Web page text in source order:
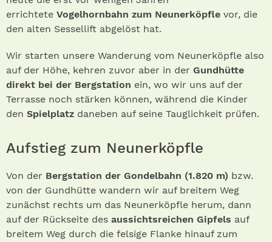
errichtete Vogelhornbahn zum Neunerköpfle vor, die
den alten Sessellift abgelöst hat.
Wir starten unsere Wanderung vom Neunerköpfle also
auf der Höhe, kehren zuvor aber in der Gundhütte
direkt bei der Bergstation ein, wo wir uns auf der
Terrasse noch stärken können, während die Kinder
den Spielplatz daneben auf seine Tauglichkeit prüfen.
Aufstieg zum Neunerköpfle
Von der Bergstation der Gondelbahn (1.820 m) bzw.
von der Gundhütte wandern wir auf breitem Weg
zunächst rechts um das Neunerköpfle herum, dann
auf der Rückseite des aussichtsreichen Gipfels auf
breitem Weg durch die felsige Flanke hinauf zum